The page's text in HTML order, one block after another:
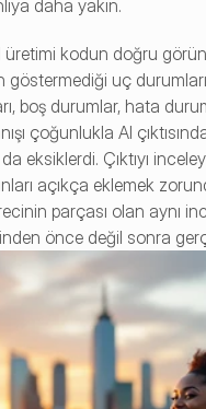
daha yakın.
üretimi kodun doğru
göstermediği uç
boş durumlar, hata
çoğunlukla AI
eksiklerdi. Çıktıyı
açıkça eklemek
parçası olan aynı
önce değil sonra